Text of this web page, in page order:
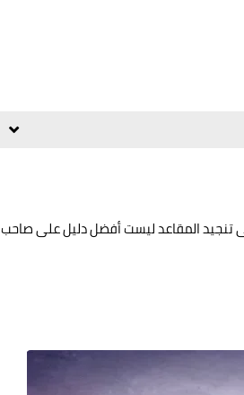
تنجيد المقاعد ليست أفضل دليل على صاحب